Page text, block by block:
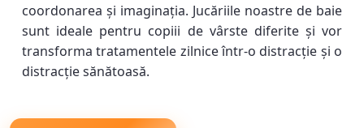
coordonarea și imaginația. Jucăriile noastre de baie
sunt ideale pentru copiii de vârste diferite și vor
transforma tratamentele zilnice într-o distracție și o
distracție sănătoasă.